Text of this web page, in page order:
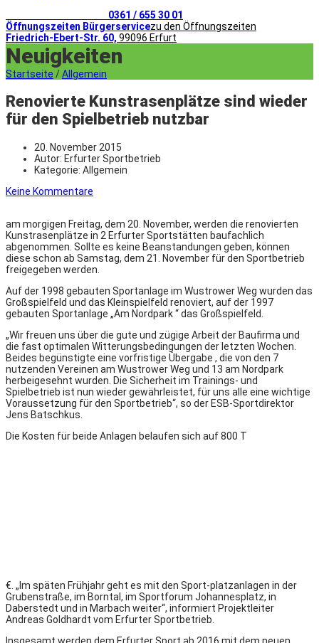
0361 / 655 30 01
Öffnungszeiten Bürgerservicezu den Öffnungszeiten
Friedrich-Ebert-Str. 60, 99096 Erfurt
Neuigkeiten
Startseite /Allgemein
Renovierte Kunstrasenplätze sind wieder
für den Spielbetrieb nutzbar
20. November 2015
Autor: Erfurter Sportbetrieb
Kategorie: Allgemein
Keine Kommentare
am morgigen Freitag, dem 20. November, werden die renovierten
Kunstrasenplätze in 2 Erfurter Sportstätten baufachlich
abgenommen. Sollte es keine Beanstandungen geben, können
diese schon ab Samstag, dem 21. November für den Sportbetrieb
freigegeben werden.
Auf der 1998 gebauten Sportanlage im Wustrower Weg wurden das
Großspielfeld und das Kleinspielfeld renoviert, auf der 1997
gebauten Sportanlage „Am Nordpark “ das Großspielfeld.
„Wir freuen uns über die gute und zügige Arbeit der Baufirma und
die fast optimalen Witterungsbedingungen der letzten Wochen.
Beides begünstigte eine vorfristige Übergabe , die von den 7
nutzenden Vereinen am Wustrower Weg und 13 am Nordpark
herbeigesehnt wurden. Die Sicherheit im Trainings- und
Spielbetrieb ist nun wieder gewährleistet, für uns alle eine wichtige
Voraussetzung für den Sportbetrieb“, so der ESB-Sportdirektor
Jens Batschkus.
Die Kosten für beide Anlagen belaufen sich auf 800 T
€. „Im späten Frühjahr geht es mit den Sport-platzanlagen in der
Grubenstraße, im Borntal, im Sportforum Johannesplatz, in
Daberstedt und in Marbach weiter“, informiert Projektleiter
Andreas Goldhardt vom Erfurter Sportbetrieb.
Insgesamt werden dem Erfurter Sport ab 2016 mit dem neuen